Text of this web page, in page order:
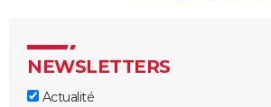
NEWSLETTERS
Actualité